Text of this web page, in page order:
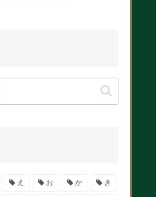
え お か き